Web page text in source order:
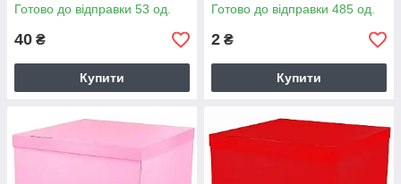
Готово до відправки 53 од.
40 ₴
Купити
Готово до відправки 485 од.
2 ₴
Купити